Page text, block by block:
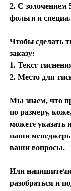
2. С золочением
фольги и
Чтобы сделать
заказу:
1. Текст
2. Место для
Мы знаем, что
по размеру,
можете указать
наши менеджеры
ваши вопросы.
Или
разобраться и